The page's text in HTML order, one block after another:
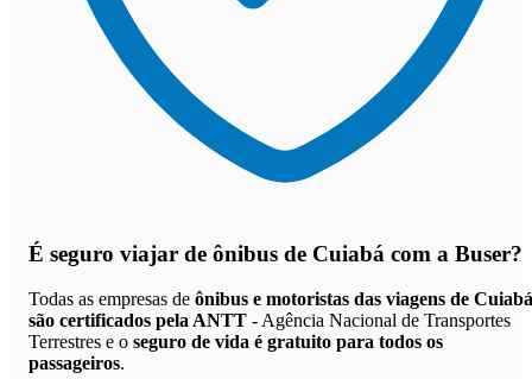
É seguro viajar de ônibus de Cuiabá com a Buser?
Todas as empresas de ônibus e motoristas das viagens de Cuiabá
são certificados pela ANTT - Agência Nacional de Transportes
Terrestres e o seguro de vida é gratuito para todos os
passageiros.